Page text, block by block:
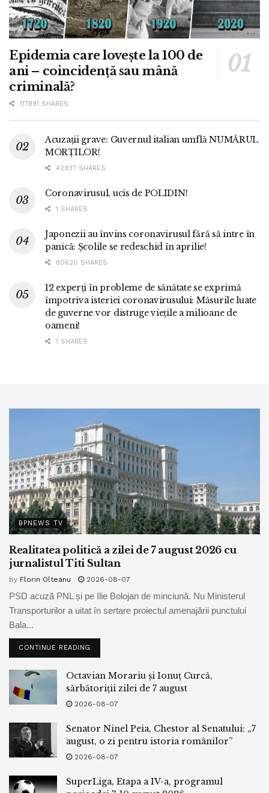
Epidemia care lovește la 100 de
ani – coincidență sau mână
criminală?
117891 SHARES
Acuzații grave: Guvernul italian umflă NUMĂRUL
MORȚILOR!
42937 SHARES
Coronavirusul, ucis de POLIDIN!
1 SHARES
Japonezii au învins coronavirusul fără să intre în
panică: Școlile se redeschid în aprilie!
80620 SHARES
12 experți în probleme de sănătate se exprimă
împotriva isteriei coronavirusului: Măsurile luate
de guverne vor distruge viețile a milioane de
oameni!
1 SHARES
BPNEWS TV
Realitatea politică a zilei de 7 august 2026 cu
jurnalistul Titi Sultan
by Florin Olteanu 2026-08-07
PSD acuză PNL și pe Ilie Bolojan de minciună. Nu Ministerul
Transporturilor a uitat în sertare proiectul amenajării punctului
Bala...
CONTINUE READING
Octavian Morariu și Ionuț Curcă,
sărbătoriții zilei de 7 august
2026-08-07
Senator Ninel Peia, Chestor al Senatului: „7
august, o zi pentru istoria românilor”
2026-08-07
SuperLiga, Etapa a IV-a, programul